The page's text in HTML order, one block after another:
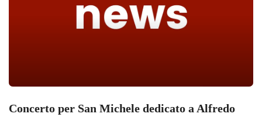
Concerto per San Michele dedicato a Alfredo